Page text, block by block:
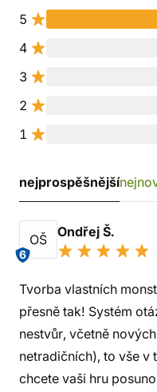
5
4
3
2
1
nejprospěšnější
OŠ
6
Ondřej Š.
Tvorba vlastních
přesně tak! Systém
nestvůr, včetně
netradičních), to vše v
chcete vaši hru